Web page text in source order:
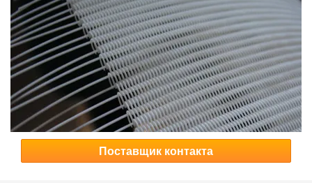
Поставщик контакта